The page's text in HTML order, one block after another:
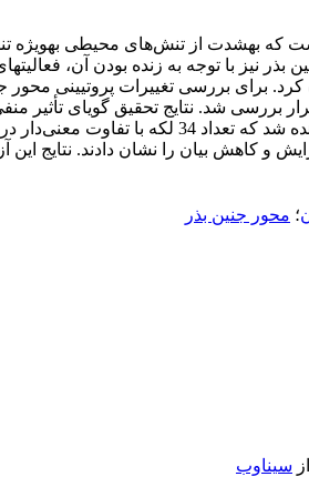
که به­شدت از تنش‌های محیطی به­ویژه
بررسی شد. نتایج تحقیق گویای
؛ محور جنین بذر
سیناوب